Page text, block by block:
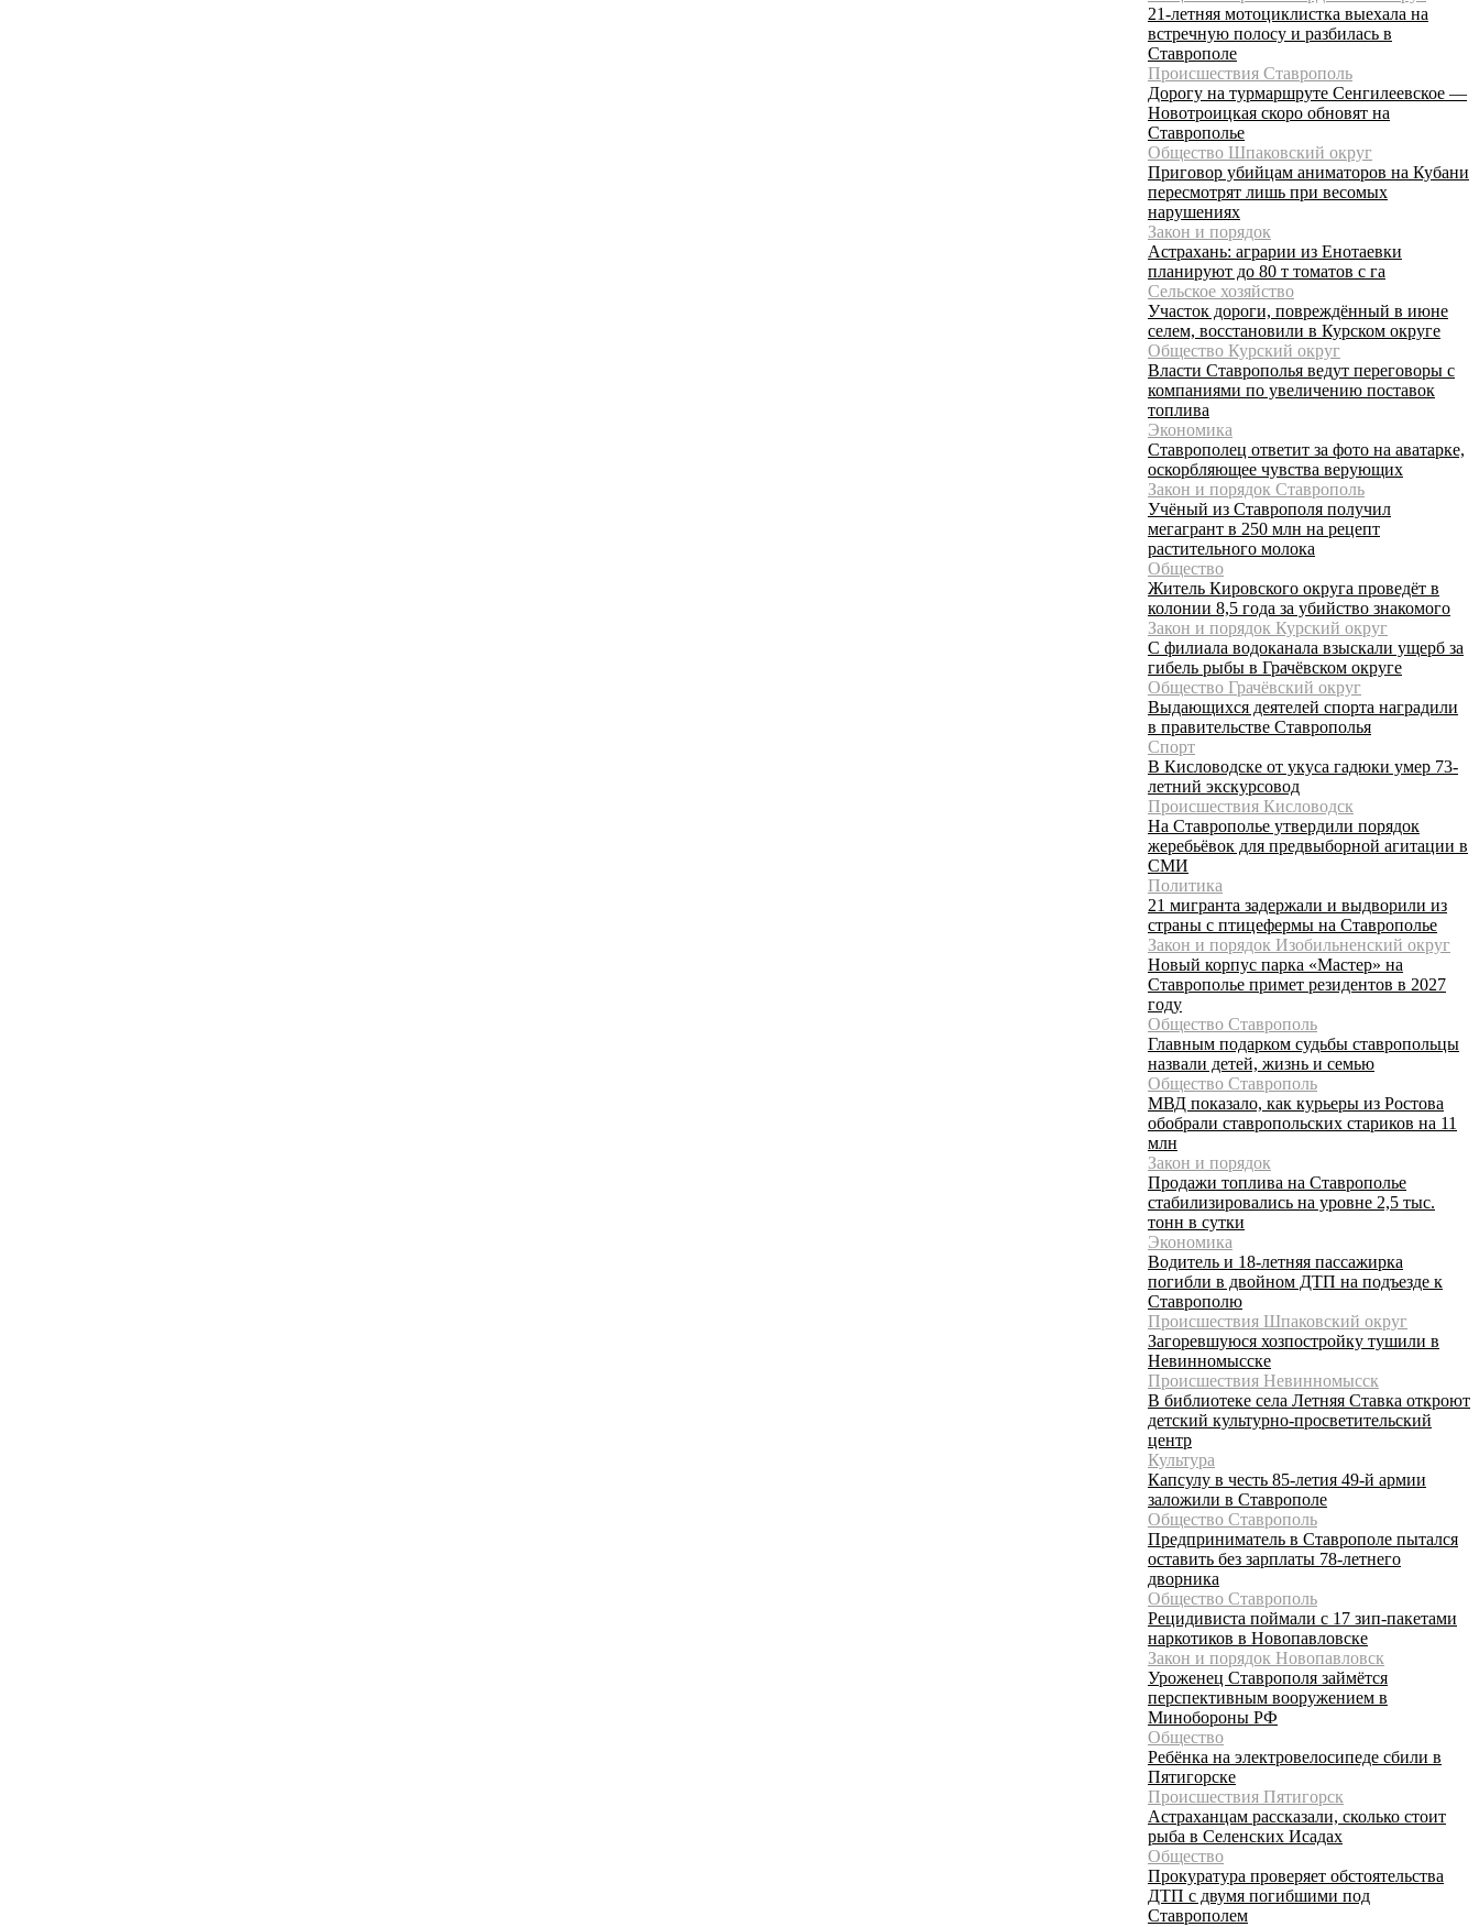
21-летняя мотоциклистка выехала на
встречную полосу и разбилась в
Ставрополе
Происшествия Ставрополь
Дорогу на турмаршруте Сенгилеевское —
Новотроицкая скоро обновят на
Ставрополье
Общество Шпаковский округ
Приговор убийцам аниматоров на Кубани
пересмотрят лишь при весомых
нарушениях
Закон и порядок
Астрахань: аграрии из Енотаевки
планируют до 80 т томатов с га
Сельское хозяйство
Участок дороги, повреждённый в июне
селем, восстановили в Курском округе
Общество Курский округ
Власти Ставрополья ведут переговоры с
компаниями по увеличению поставок
топлива
Экономика
Ставрополец ответит за фото на аватарке,
оскорбляющее чувства верующих
Закон и порядок Ставрополь
Учёный из Ставрополя получил
мегагрант в 250 млн на рецепт
растительного молока
Общество
Житель Кировского округа проведёт в
колонии 8,5 года за убийство знакомого
Закон и порядок Курский округ
С филиала водоканала взыскали ущерб за
гибель рыбы в Грачёвском округе
Общество Грачёвский округ
Выдающихся деятелей спорта наградили
в правительстве Ставрополья
Спорт
В Кисловодске от укуса гадюки умер 73-
летний экскурсовод
Происшествия Кисловодск
На Ставрополье утвердили порядок
жеребьёвок для предвыборной агитации в
СМИ
Политика
21 мигранта задержали и выдворили из
страны с птицефермы на Ставрополье
Закон и порядок Изобильненский округ
Новый корпус парка «Мастер» на
Ставрополье примет резидентов в 2027
году
Общество Ставрополь
Главным подарком судьбы ставропольцы
назвали детей, жизнь и семью
Общество Ставрополь
МВД показало, как курьеры из Ростова
обобрали ставропольских стариков на 11
млн
Закон и порядок
Продажи топлива на Ставрополье
стабилизировались на уровне 2,5 тыс.
тонн в сутки
Экономика
Водитель и 18-летняя пассажирка
погибли в двойном ДТП на подъезде к
Ставрополю
Происшествия Шпаковский округ
Загоревшуюся хозпостройку тушили в
Невинномысске
Происшествия Невинномысск
В библиотеке села Летняя Ставка откроют
детский культурно-просветительский
центр
Культура
Капсулу в честь 85-летия 49-й армии
заложили в Ставрополе
Общество Ставрополь
Предприниматель в Ставрополе пытался
оставить без зарплаты 78-летнего
дворника
Общество Ставрополь
Рецидивиста поймали с 17 зип-пакетами
наркотиков в Новопавловске
Закон и порядок Новопавловск
Уроженец Ставрополя займётся
перспективным вооружением в
Минобороны РФ
Общество
Ребёнка на электровелосипеде сбили в
Пятигорске
Происшествия Пятигорск
Астраханцам рассказали, сколько стоит
рыба в Селенских Исадах
Общество
Прокуратура проверяет обстоятельства
ДТП с двумя погибшими под
Ставрополем